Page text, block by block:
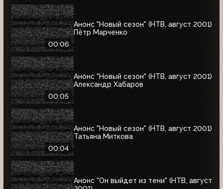
00:06
Анонс "Новый сезон" (НТВ, август 2001)
Пётр Марченко
00:05
Анонс "Новый сезон" (НТВ, август 2001)
Александр Хабаров
00:04
Анонс "Новый сезон" (НТВ, август 2001)
Татьяна Миткова
Анонс "Он выйдет из тени" (НТВ, август